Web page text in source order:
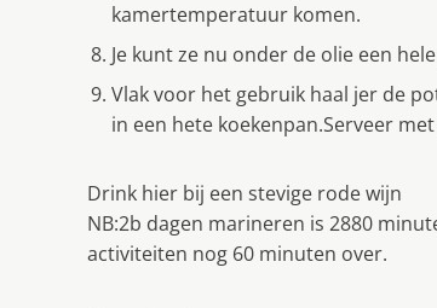
kamertemperatuur komen.
Je kunt ze nu onder de olie een
Vlak voor het gebruik haal jer de
in een hete koekenpan.Serveer
Drink hier bij een stevige rode wijn
NB:2b dagen marineren is 2880
activiteiten nog 60 minuten over.